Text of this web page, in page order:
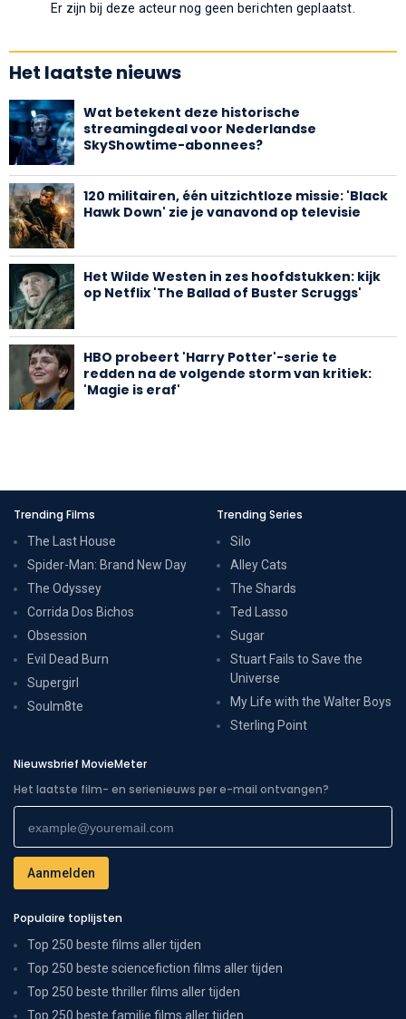
Er zijn bij deze acteur nog geen berichten geplaatst.
Het laatste nieuws
Wat betekent deze historische
streamingdeal voor Nederlandse
SkyShowtime-abonnees?
120 militairen, één uitzichtloze missie: 'Black
Hawk Down' zie je vanavond op televisie
Het Wilde Westen in zes hoofdstukken: kijk
op Netflix 'The Ballad of Buster Scruggs'
HBO probeert 'Harry Potter'-serie te
redden na de volgende storm van kritiek:
'Magie is eraf'
Trending Films
The Last House
Spider-Man: Brand New Day
The Odyssey
Corrida Dos Bichos
Obsession
Evil Dead Burn
Supergirl
Soulm8te
Trending Series
Silo
Alley Cats
The Shards
Ted Lasso
Sugar
Stuart Fails to Save the
Universe
My Life with the Walter Boys
Sterling Point
Nieuwsbrief MovieMeter
Het laatste film- en serienieuws per e-mail ontvangen?
Populaire toplijsten
Top 250 beste films aller tijden
Top 250 beste sciencefiction films aller tijden
Top 250 beste thriller films aller tijden
Top 250 beste familie films aller tijden